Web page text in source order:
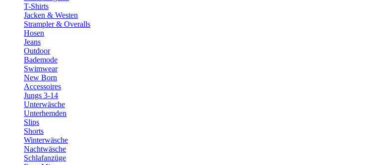
T-Shirts
Jacken & Westen
Strampler & Overalls
Hosen
Jeans
Outdoor
Bademode
Swimwear
New Born
Accessoires
Jungs 3-14
Unterwäsche
Unterhemden
Slips
Shorts
Winterwäsche
Nachtwäsche
Schlafanzüge